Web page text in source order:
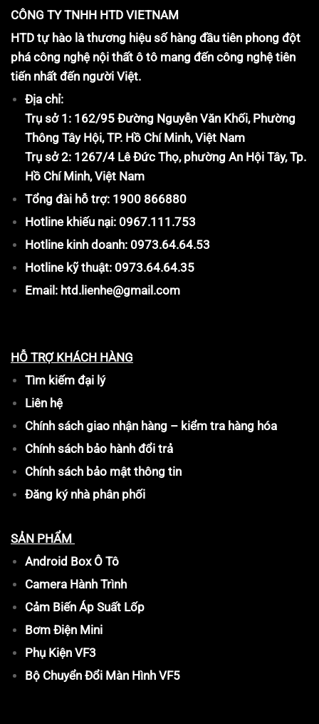
CÔNG TY TNHH HTD VIETNAM
HTD tự hào là thương hiệu số hàng đầu tiên phong đột
phá công nghệ nội thất ô tô mang đến công nghệ tiên
tiến nhất đến người Việt.
Địa chỉ:
Trụ sở 1: 162/95 Đường Nguyễn Văn Khối, Phường
Thông Tây Hội, TP. Hồ Chí Minh, Việt Nam
Trụ sở 2: 1267/4 Lê Đức Thọ, phường An Hội Tây, Tp.
Hồ Chí Minh, Việt Nam
Tổng đài hỗ trợ: 1900 866880
Hotline khiếu nại: 0967.111.753
Hotline kinh doanh: 0973.64.64.53
Hotline kỹ thuật: 0973.64.64.35
Email: htd.lienhe@gmail.com
HỖ TRỢ KHÁCH HÀNG
Tìm kiếm đại lý
Liên hệ
Chính sách giao nhận hàng – kiểm tra hàng hóa
Chính sách bảo hành đổi trả
Chính sách bảo mật thông tin
Đăng ký nhà phân phối
SẢN PHẨM
Android Box Ô Tô
Camera Hành Trình
Cảm Biến Áp Suất Lốp
Bơm Điện Mini
Phụ Kiện VF3
Bộ Chuyển Đổi Màn Hình VF5